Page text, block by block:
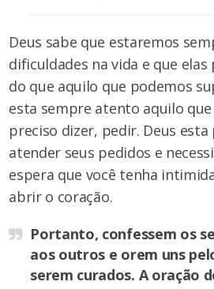
Deus sabe que estaremos
dificuldades na vida e que
do que aquilo que podemos
esta sempre atento aquilo
preciso dizer, pedir. Deus
atender seus pedidos e
espera que você tenha
abrir o coração.
Portanto, confessem os
aos outros e orem uns
serem curados. A oração